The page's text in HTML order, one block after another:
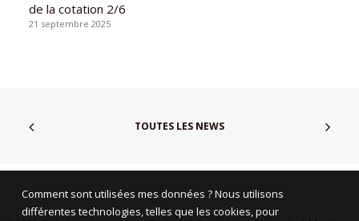
de la cotation 2/6
21 septembre 2025
TOUTES LES NEWS
Comment sont utilisées mes données ? Nous utilisons
différentes technologies, telles que les cookies, pour